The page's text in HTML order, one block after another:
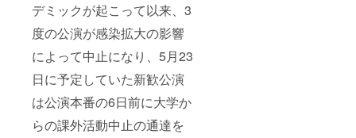
デミックが起こって以来、3
度の公演が感染拡大の影響
によって中止になり、5月23
日に予定していた新歓公演
は公演本番の6日前に大学か
らの課外活動中止の通達を